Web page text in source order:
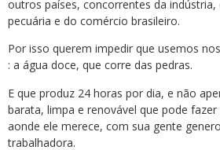
outros países, concorrentes da indústria,
pecuária e do comércio brasileiro.
Por isso querem impedir que usemos
: a água doce, que corre das pedras.
E que produz 24 horas por dia, e não
barata, limpa e renovável que pode
aonde ele merece, com sua gente
trabalhadora.